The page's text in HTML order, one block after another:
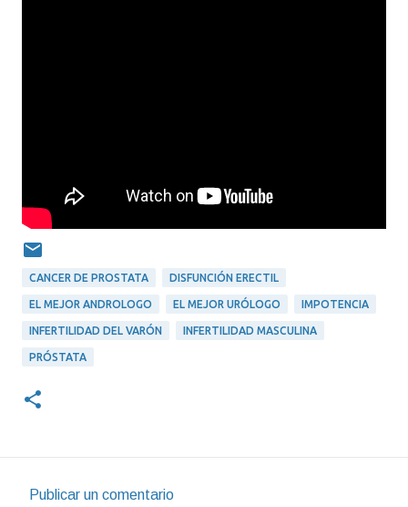
CANCER DE PROSTATA DISFUNCIÓN ERECTIL
EL MEJOR ANDROLOGO EL MEJOR URÓLOGO IMPOTENCIA
INFERTILIDAD DEL VARÓN INFERTILIDAD MASCULINA
PRÓSTATA
Publicar un comentario